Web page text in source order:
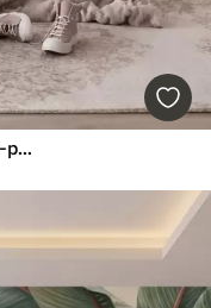
Penas delicadas e leves num tom rosa-pêssego esbatido com brilho